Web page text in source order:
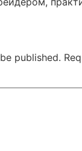
published.